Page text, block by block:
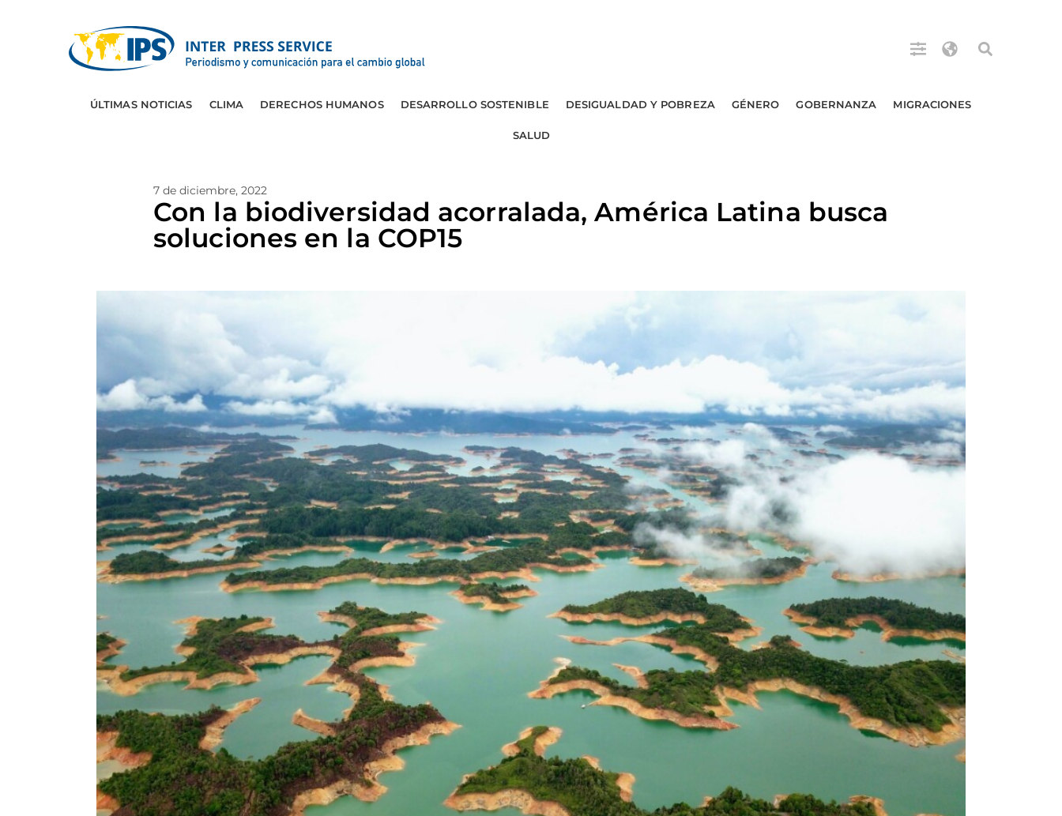
ÚLTIMAS NOTICIAS CLIMA DERECHOS HUMANOS DESARROLLO SOSTENIBLE DESIGUALDAD Y POBREZA GÉNERO GOBERNANZA MIGRACIONES
SALUD
7 de diciembre, 2022
Con la biodiversidad acorralada, América Latina busca
soluciones en la COP15